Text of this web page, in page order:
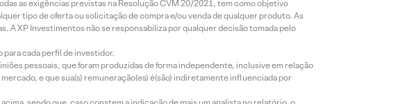
as exigências previstas na Resolução CVM 20/2021, tem como objetivo
tipo de oferta ou solicitação de compra e/ou venda de qualquer produto. As
A XP Investimentos não se responsabiliza por qualquer decisão tomada pelo
cada perfil de investidor.
pessoais, que foram produzidas de forma independente, inclusive em relação
e que sua(s) remuneração(es) é(são) indiretamente influenciada por